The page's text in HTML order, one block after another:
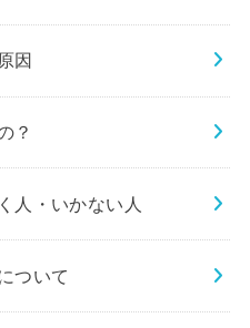
因
？
人・いかない人
ついて